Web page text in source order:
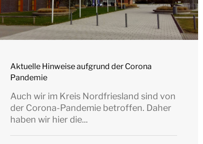
Aktuelle Hinweise aufgrund der Corona
Pandemie
Auch wir im Kreis Nordfriesland sind von
der Corona-Pandemie betroffen. Daher
haben wir hier die...